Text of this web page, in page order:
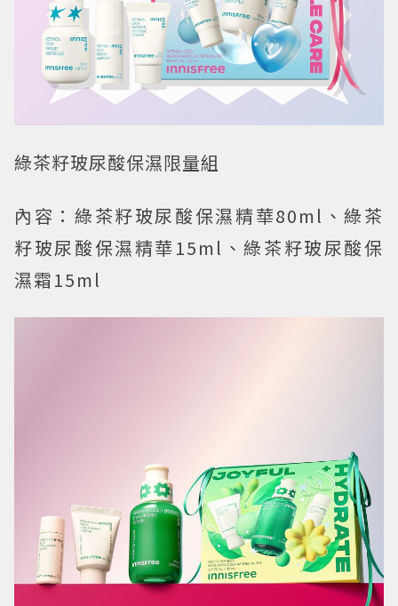
綠茶籽玻尿酸保濕限量組
內容：綠茶籽玻尿酸保濕精華80ml、綠茶
籽玻尿酸保濕精華15ml、綠茶籽玻尿酸保
濕霜15ml